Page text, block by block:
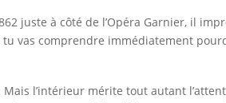
juste à côté de l’Opéra Garnier, il
vas comprendre immédiatement
l’intérieur mérite tout autant